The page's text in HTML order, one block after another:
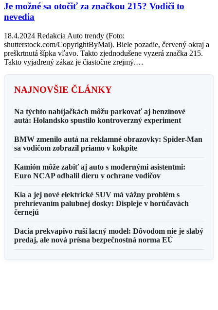
Je možné sa otočiť za značkou 215? Vodiči to
nevedia
18.4.2024 Redakcia Auto trendy (Foto:
shutterstock.com/CopyrightByMai). Biele pozadie, červený okraj a
preškrtnutá šípka vľavo. Takto zjednodušene vyzerá značka 215.
Takto vyjadrený zákaz je čiastočne zrejmý.…
NAJNOVŠIE ČLÁNKY
Na týchto nabíjačkách môžu parkovať aj benzínové
autá: Holandsko spustilo kontroverzný experiment
BMW zmenilo autá na reklamné obrazovky: Spider-Man
sa vodičom zobrazil priamo v kokpite
Kamión môže zabiť aj auto s modernými asistentmi:
Euro NCAP odhalil dieru v ochrane vodičov
Kia a jej nové elektrické SUV má vážny problém s
prehrievaním palubnej dosky: Displeje v horúčavách
černejú
Dacia prekvapivo ruší lacný model: Dôvodom nie je slabý
predaj, ale nová prísna bezpečnostná norma EÚ